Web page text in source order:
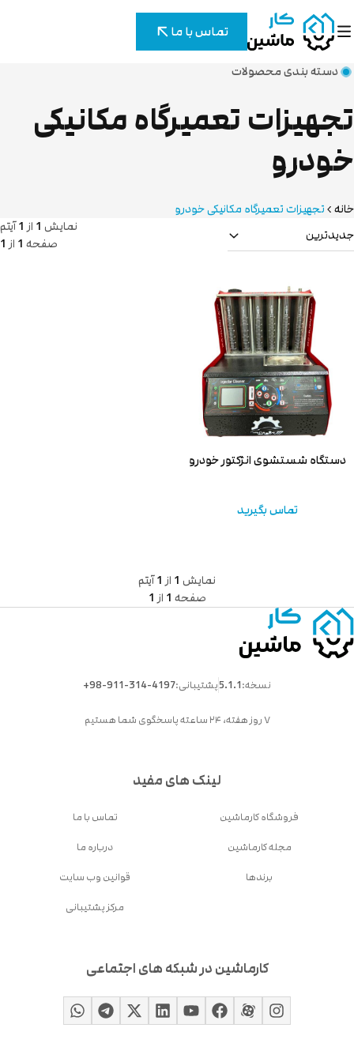
تماس با ما
دسته بندی محصولات
تجهیزات تعمیرگاه مکانیکی
خودرو
خانه
تجهیزات تعمیرگاه مکانیکی خودرو
جدیدترین
نمایش 1 از 1آیتم
صفحه 1 از 1
دستگاه شستشوی انژکتور خودرو
تماس بگیرید
نمایش 1 از 1آیتم
صفحه 1 از 1
نسخه:5.1.1پشتیبانی:+98-911-314-4197
۷ روز هفته، ۲۴ ساعته پاسخگوی شما هستیم
لینک های مفید
فروشگاه کارماشین
مجله کارماشین
برندها
تماس با ما
درباره ما
قوانین وب سایت
مرکز پشتیبانی
کارماشین در شبکه های اجتماعی